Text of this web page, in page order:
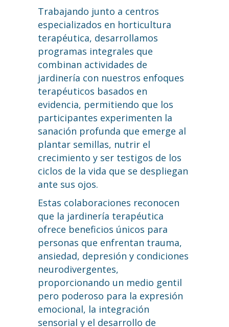
Trabajando junto a centros
especializados en horticultura
terapéutica, desarrollamos
programas integrales que
combinan actividades de
jardinería con nuestros enfoques
terapéuticos basados en
evidencia, permitiendo que los
participantes experimenten la
sanación profunda que emerge al
plantar semillas, nutrir el
crecimiento y ser testigos de los
ciclos de la vida que se despliegan
ante sus ojos.
Estas colaboraciones reconocen
que la jardinería terapéutica
ofrece beneficios únicos para
personas que enfrentan trauma,
ansiedad, depresión y condiciones
neurodivergentes,
proporcionando un medio gentil
pero poderoso para la expresión
emocional, la integración
sensorial y el desarrollo de